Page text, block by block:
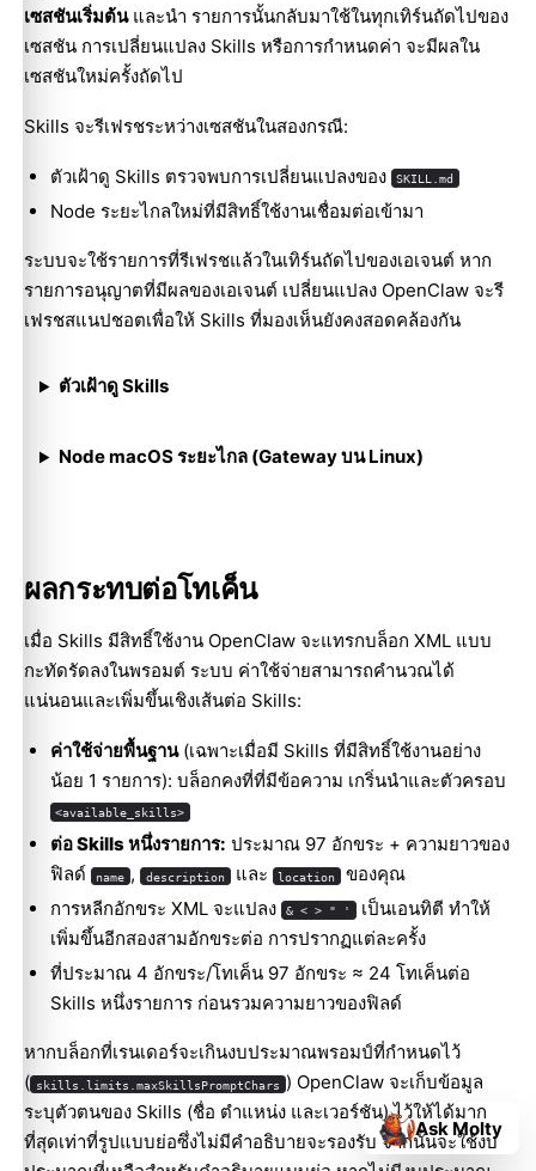
เซสชันเริ่มต้นและนำ รายการนั้นกลับมาใช้ในทุกเทิร์นถัดไปของ
เซสชัน การเปลี่ยนแปลง Skills หรือการกำหนดค่า จะมีผลใน
เซสชันใหม่ครั้งถัดไป
Skills จะรีเฟรชระหว่างเซสชันในสองกรณี:
ตัวเฝ้าดู Skills ตรวจพบการเปลี่ยนแปลงของ SKILL.md
Node ระยะไกลใหม่ที่มีสิทธิ์ใช้งานเชื่อมต่อเข้ามา
ระบบจะใช้รายการที่รีเฟรชแล้วในเทิร์นถัดไปของเอเจนต์ หาก
รายการอนุญาตที่มีผลของเอเจนต์ เปลี่ยนแปลง OpenClaw จะรี
เฟรชสแนปชอตเพื่อให้ Skills ที่มองเห็นยังคงสอดคล้องกัน
ตัวเฝ้าดู Skills
Node macOS ระยะไกล (Gateway บน Linux)
ผลกระทบต่อโทเค็น
เมื่อ Skills มีสิทธิ์ใช้งาน OpenClaw จะแทรกบล็อก XML แบบ
กะทัดรัดลงในพรอมต์ ระบบ ค่าใช้จ่ายสามารถคำนวณได้
แน่นอนและเพิ่มขึ้นเชิงเส้นต่อ Skills:
ค่าใช้จ่ายพื้นฐาน(เฉพาะเมื่อมี Skills ที่มีสิทธิ์ใช้งานอย่าง
น้อย 1 รายการ): บล็อกคงที่ที่มีข้อความ เกริ่นนำและตัวครอบ
<available_skills>
ต่อ Skills หนึ่งรายการ: ประมาณ 97 อักขระ + ความยาวของ
ฟิลด์
name , description และ location
ของคุณ
การหลีกอักขระ XML จะแปลง
& < > " '
เป็นเอนทิตี ทำให้
เพิ่มขึ้นอีกสองสามอักขระต่อ การปรากฏแต่ละครั้ง
ที่ประมาณ 4 อักขระ/โทเค็น 97 อักขระ ≈ 24 โทเค็นต่อ
Skills หนึ่งรายการ ก่อนรวมความยาวของฟิลด์
หากบล็อกที่เรนเดอร์จะเกินงบประมาณพรอมป์ที่กำหนดไว้
( skills.limits.maxSkillsPromptChars ) OpenClaw จะเก็บข้อมูล
ระบุตัวตนของ Skills (ชื่อ ตำแหน่ง และเวอร์ชัน) ไว้ให้ได้มาก
ที่สุดเท่าที่รูปแบบย่อซึ่งไม่มีคำอธิบายจะรองรับ จากนั้นจะใช้งบ
Ask Molty
Molty